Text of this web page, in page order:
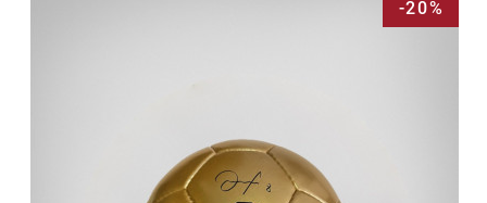
-20%